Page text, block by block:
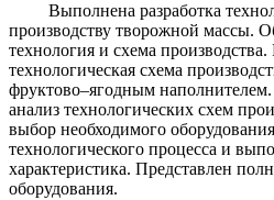
Выполнена разработка
производству творожной массы.
технология и схема производства.
технологическая схема
фруктово–ягодным
анализ технологических схем
выбор необходимого
технологического процесса и
характеристика. Представлен
оборудования.